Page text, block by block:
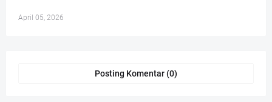
April 05, 2026
Posting Komentar (0)